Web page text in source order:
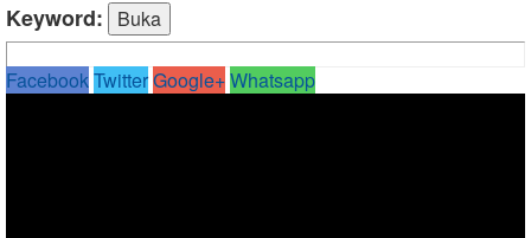
Keyword:
FacebookTwitterGoogle+Whatsapp